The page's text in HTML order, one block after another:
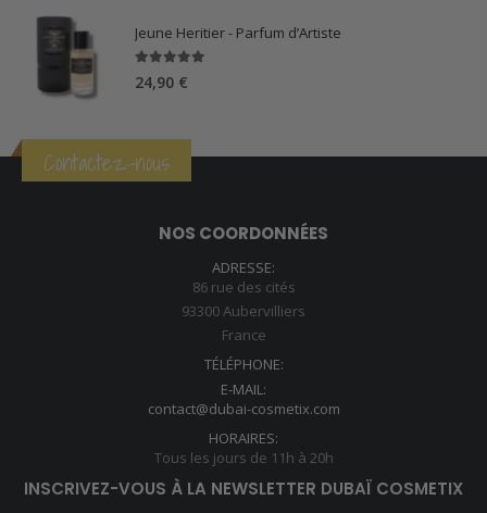
Jeune Heritier - Parfum d’Artiste
5.00sur 5
24,90 €
Contactez-nous
NOS COORDONNÉES
ADRESSE:
86 rue des cités
93300 Aubervilliers
France
TÉLÉPHONE:
E-MAIL:
contact@dubai-cosmetix.com
HORAIRES:
Tous les jours de 11h à 20h
INSCRIVEZ-VOUS À LA NEWSLETTER DUBAÏ COSMETIX